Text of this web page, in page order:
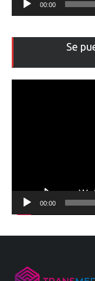
00:00
Se
00:00